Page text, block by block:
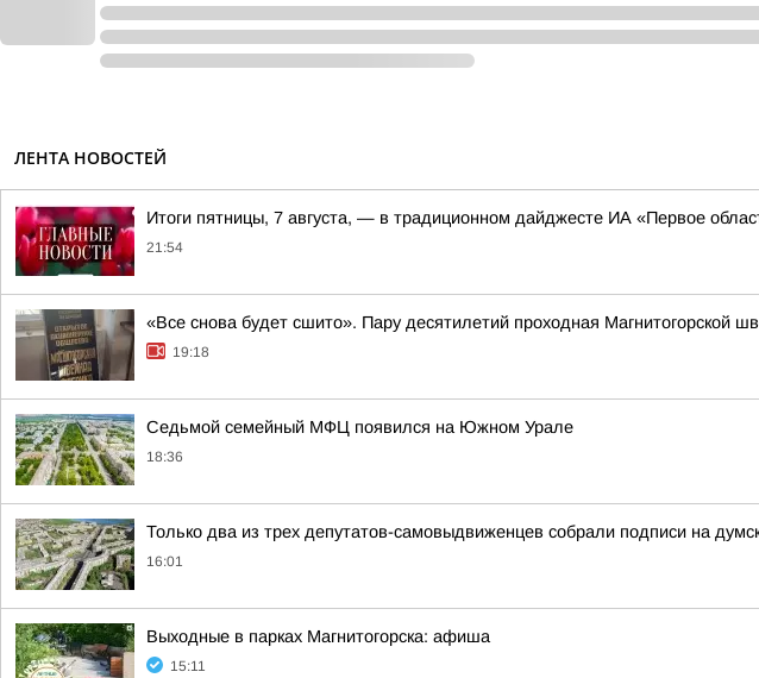
ЛЕНТА НОВОСТЕЙ
Итоги пятницы, 7 августа, — в традиционном дайджесте ИА «Первое
21:54
«Все снова будет сшито». Пару десятилетий проходная Магнитогорской
19:18
Седьмой семейный МФЦ появился на Южном Урале
18:36
Только два из трех депутатов-самовыдвиженцев собрали подписи на
16:01
Выходные в парках Магнитогорска: афиша
15:11